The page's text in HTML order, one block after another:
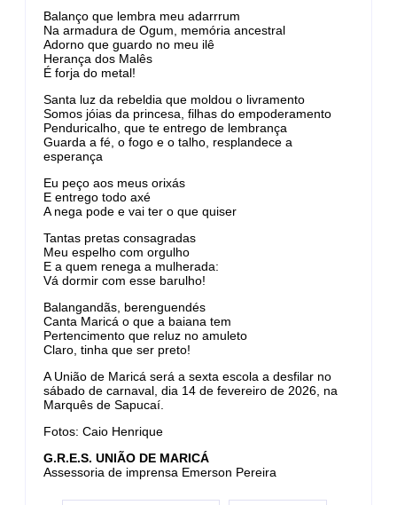
Balanço que lembra meu adarrrum
Na armadura de Ogum, memória ancestral
Adorno que guardo no meu ilê
Herança dos Malês
É forja do metal!
Santa luz da rebeldia que moldou o livramento
Somos jóias da princesa, filhas do empoderamento
Penduricalho, que te entrego de lembrança
Guarda a fé, o fogo e o talho, resplandece a
esperança
Eu peço aos meus orixás
E entrego todo axé
A nega pode e vai ter o que quiser
Tantas pretas consagradas
Meu espelho com orgulho
E a quem renega a mulherada:
Vá dormir com esse barulho!
Balangandãs, berenguendés
Canta Maricá o que a baiana tem
Pertencimento que reluz no amuleto
Claro, tinha que ser preto!
A União de Maricá será a sexta escola a desfilar no
sábado de carnaval, dia 14 de fevereiro de 2026, na
Marquês de Sapucaí.
Fotos: Caio Henrique
G.R.E.S. UNIÃO DE MARICÁ
Assessoria de imprensa Emerson Pereira